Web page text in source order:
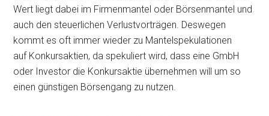
Wert liegt dabei im Firmenmantel oder Börsenmantel und
auch den steuerlichen Verlustvorträgen. Deswegen
kommt es oft immer wieder zu Mantelspekulationen
auf Konkursaktien, da spekuliert wird, dass eine GmbH
oder Investor die Konkursaktie übernehmen will um so
einen günstigen Börsengang zu nutzen.